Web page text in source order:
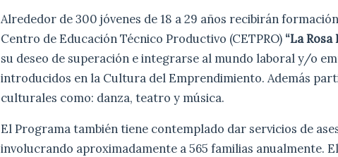
Alrededor de 300 jóvenes de 18 a 29 años recibirán
Centro de Educación Técnico Productivo (CETPRO) “La Rosa
su deseo de superación e integrarse al mundo laboral y/o
introducidos en la Cultura del Emprendimiento. Además
culturales como: danza, teatro y música.
El Programa también tiene contemplado dar servicios de
involucrando aproximadamente a 565 familias anualmente.